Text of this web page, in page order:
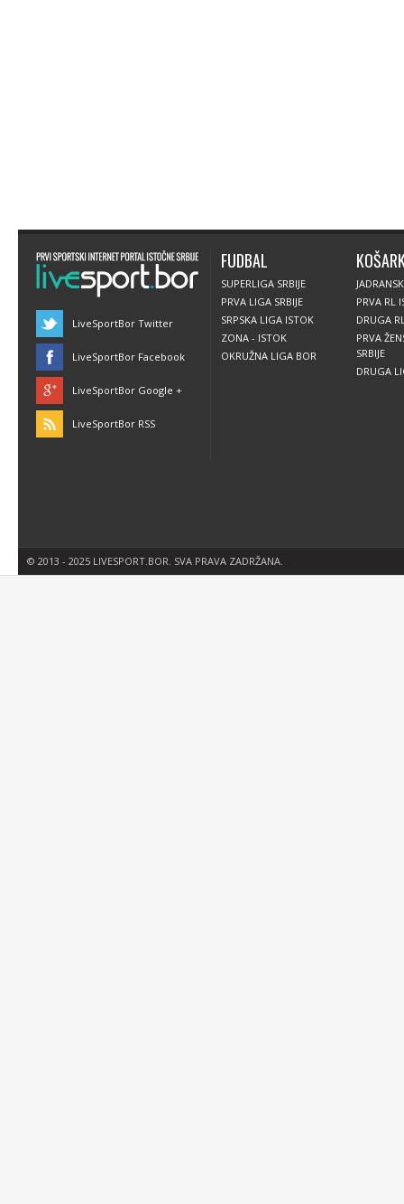
LiveSportBor Twitter
LiveSportBor Facebook
LiveSportBor Google +
LiveSportBor RSS
FUDBAL
SUPERLIGA SRBIJE
PRVA LIGA SRBIJE
SRPSKA LIGA ISTOK
ZONA - ISTOK
OKRUŽNA LIGA BOR
PRVA RL
DRUGA
PRVA
SRBIJE
DRUGA
© 2013 - 2025 LIVESPORT.BOR. SVA PRAVA ZADRŽANA.